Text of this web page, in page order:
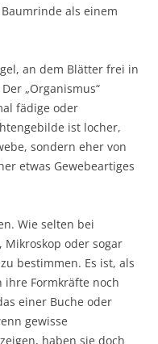
als einem
an dem Blätter frei in
„Organismus“
fädige oder
ist locher,
sondern eher von
etwas Gewebeartiges
Wie selten bei
oder sogar
bestimmen. Es ist, als
ihre Formkräfte noch
einer Buche oder
gewisse
haben sie doch